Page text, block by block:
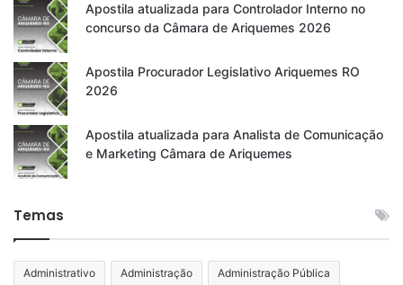
Apostila atualizada para Controlador Interno no
concurso da Câmara de Ariquemes 2026
Apostila Procurador Legislativo Ariquemes RO
2026
Apostila atualizada para Analista de Comunicação
e Marketing Câmara de Ariquemes
Temas
Administrativo Administração Administração Pública